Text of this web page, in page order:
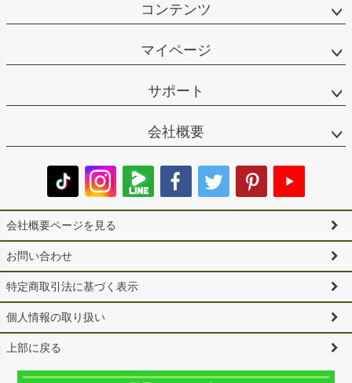
コンテンツ
マイページ
サポート
会社概要
会社概要ページを見る
お問い合わせ
特定商取引法に基づく表示
個人情報の取り扱い
上部に戻る